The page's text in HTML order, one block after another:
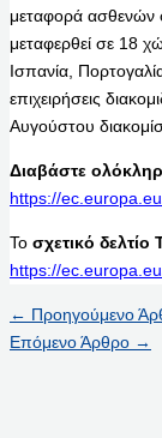
μεταφορά ασθενών
μεταφερθεί σε 18
Ισπανία,
επιχειρήσεις
Αυγούστου
Διαβάστε
https://
Το σχετικό δελτίο
https://
← Προηγούμενο
Επόμενο Άρθρο →